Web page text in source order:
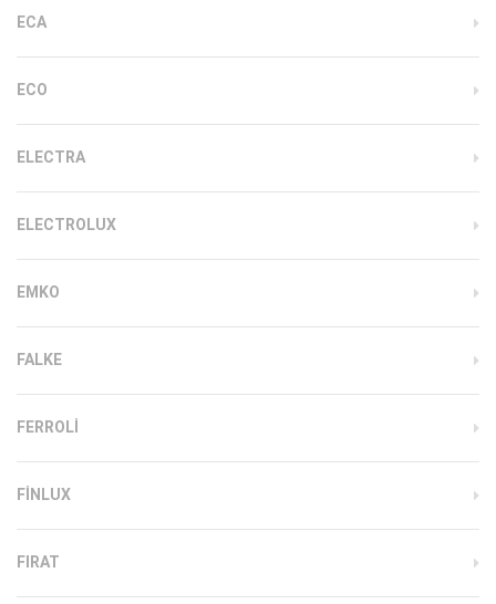
ECA
ECO
ELECTRA
ELECTROLUX
EMKO
FALKE
FERROLI
FINLUX
FIRAT